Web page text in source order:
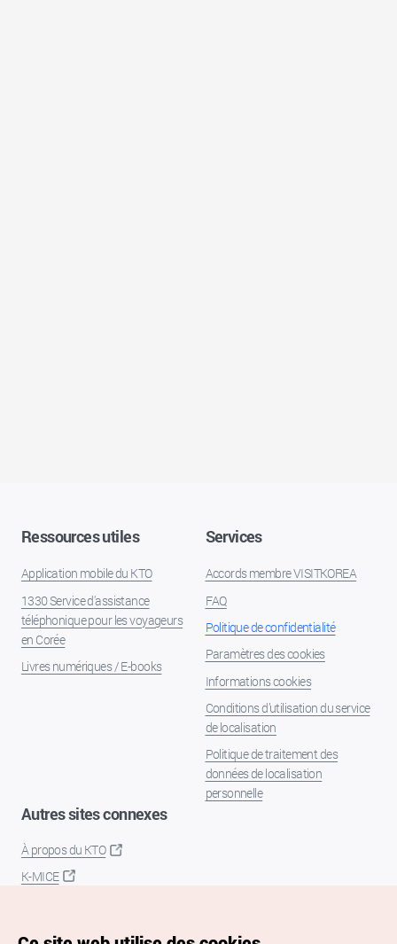
Ressources utiles
Application mobile du KTO
1330 Service d'assistance
téléphonique pour les voyageurs
en Corée
Livres numériques / E-books
Services
Accords membre VISITKOREA
FAQ
Politique de confidentialité
Paramètres des cookies
Informations cookies
Conditions d’utilisation du service
de localisation
Politique de traitement des
données de localisation
personnelle
Autres sites connexes
À propos du KTO
K-MICE